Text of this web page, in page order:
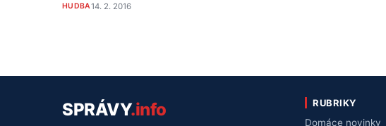
HUDBA14. 2. 2016
SPRÁVY.info
RUBRIKY
Domáce novinky